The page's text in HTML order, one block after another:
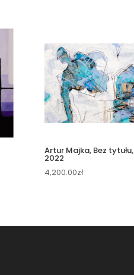
Artur Majka, Bez tytułu,
2022
4,200.00zł